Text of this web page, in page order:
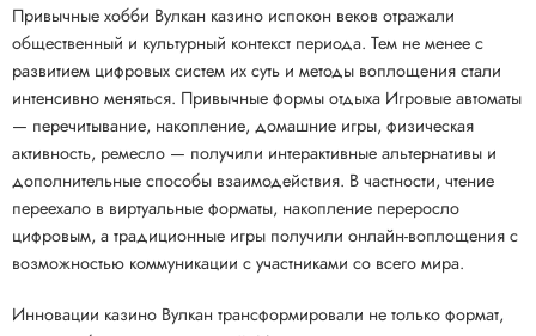
Привычные хобби Вулкан казино испокон веков отражали
общественный и культурный контекст периода. Тем не менее с
развитием цифровых систем их суть и методы воплощения стали
интенсивно меняться. Привычные формы отдыха Игровые автоматы
— перечитывание, накопление, домашние игры, физическая
активность, ремесло — получили интерактивные альтернативы и
дополнительные способы взаимодействия. В частности, чтение
переехало в виртуальные форматы, накопление переросло
цифровым, а традиционные игры получили онлайн-воплощения с
возможностью коммуникации с участниками со всего мира.
Инновации казино Вулкан трансформировали не только формат,